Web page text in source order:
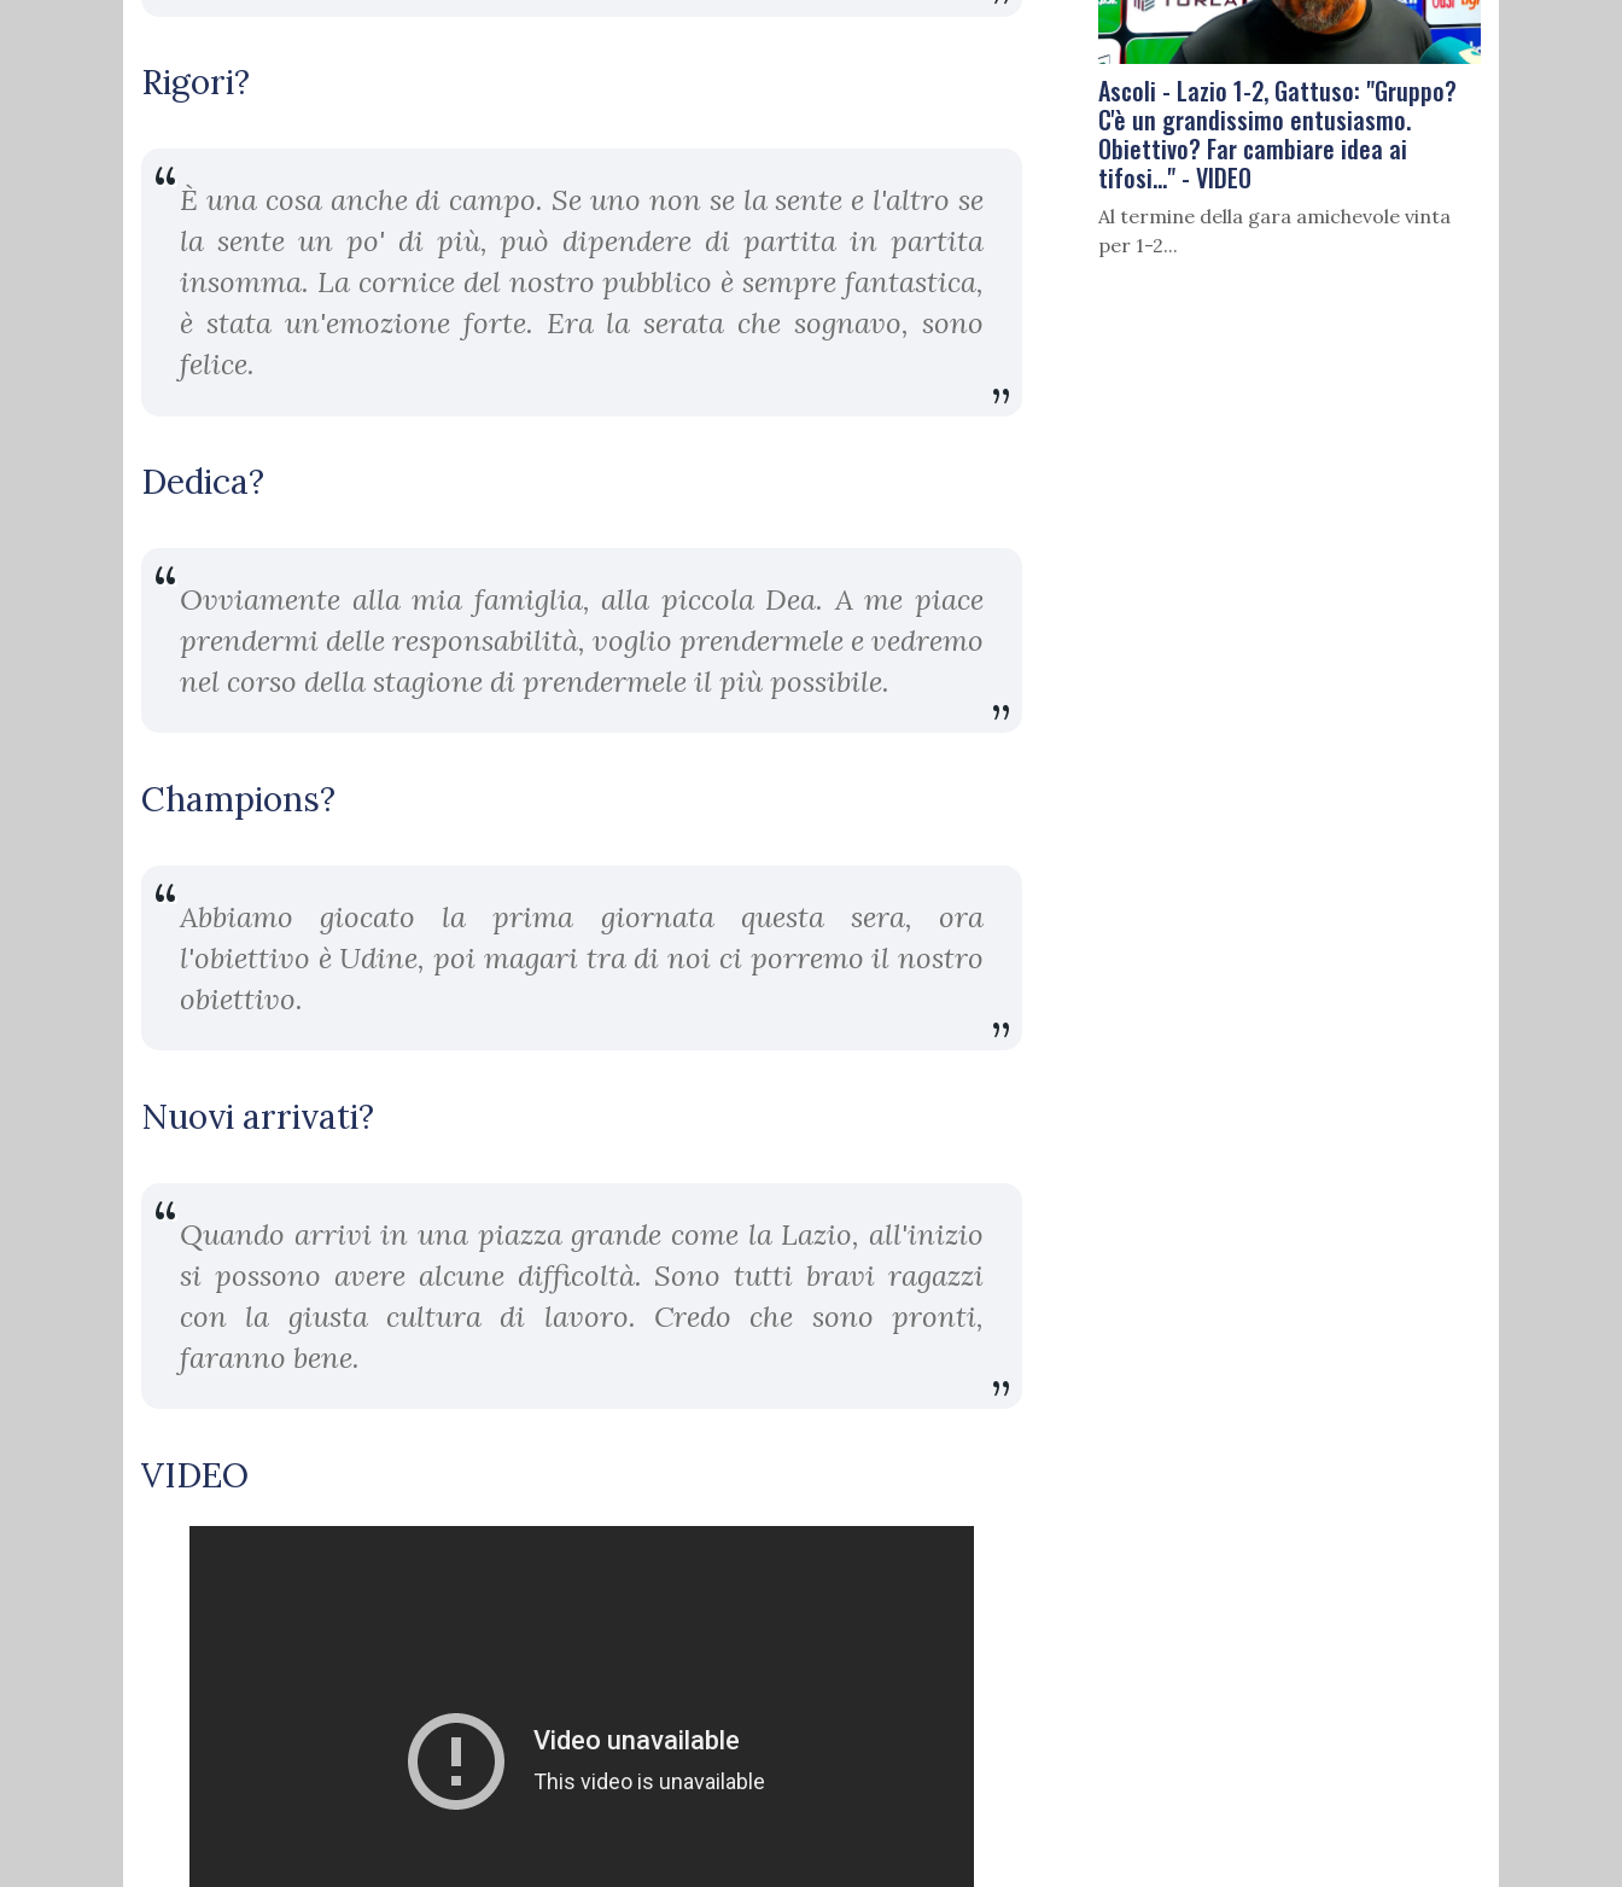
Rigori?
È una cosa anche di campo. Se uno non se la sente e l'altro se
la sente un po' di più, può dipendere di partita in partita
insomma. La cornice del nostro pubblico è sempre fantastica,
è stata un'emozione forte. Era la serata che sognavo, sono
felice.
Dedica?
Ovviamente alla mia famiglia, alla piccola Dea. A me piace
prendermi delle responsabilità, voglio prendermele e vedremo
nel corso della stagione di prendermele il più possibile.
Champions?
Abbiamo giocato la prima giornata questa sera, ora
l'obiettivo è Udine, poi magari tra di noi ci porremo il nostro
obiettivo.
Nuovi arrivati?
Quando arrivi in una piazza grande come la Lazio, all'inizio
si possono avere alcune difficoltà. Sono tutti bravi ragazzi
con la giusta cultura di lavoro. Credo che sono pronti,
faranno bene.
VIDEO
Ascoli - Lazio 1-2, Gattuso: "Gruppo?
C'è un grandissimo entusiasmo.
Obiettivo? Far cambiare idea ai
tifosi..." - VIDEO
Al termine della gara amichevole vinta
per 1-2...